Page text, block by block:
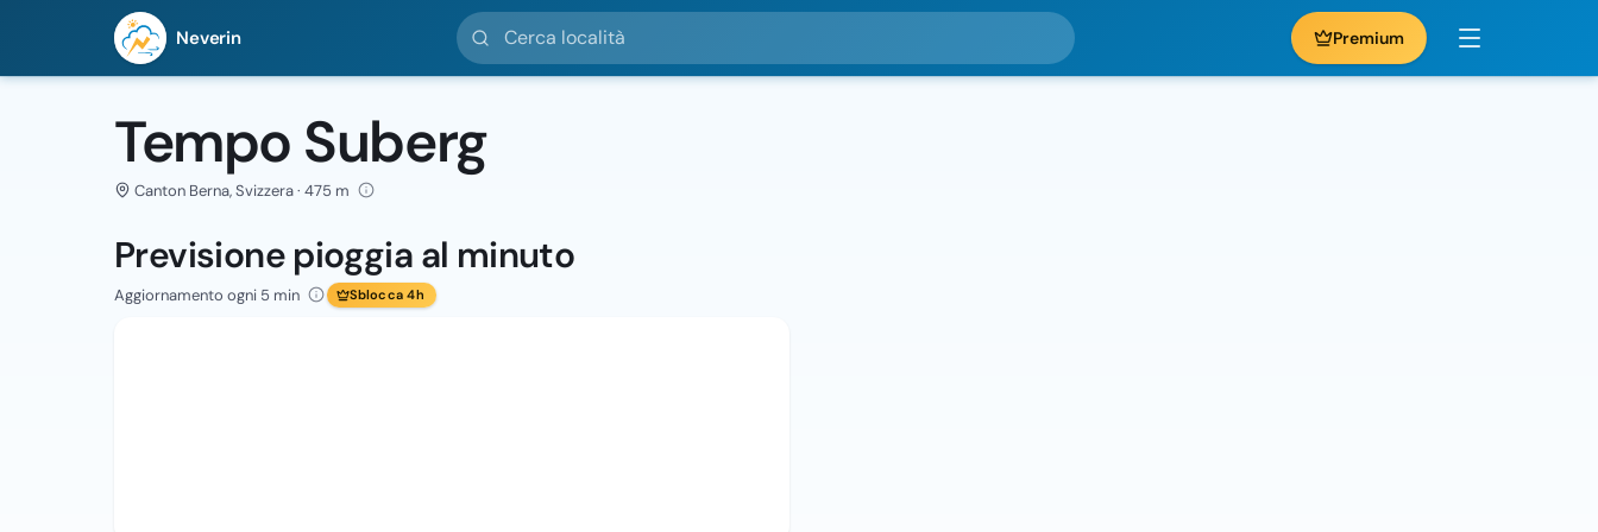
Neverin
Cerca località
Premium
Tempo Suberg
Canton Berna, Svizzera · 475 m
Previsione pioggia al minuto
Aggiornamento ogni 5 min Sblocca 4h